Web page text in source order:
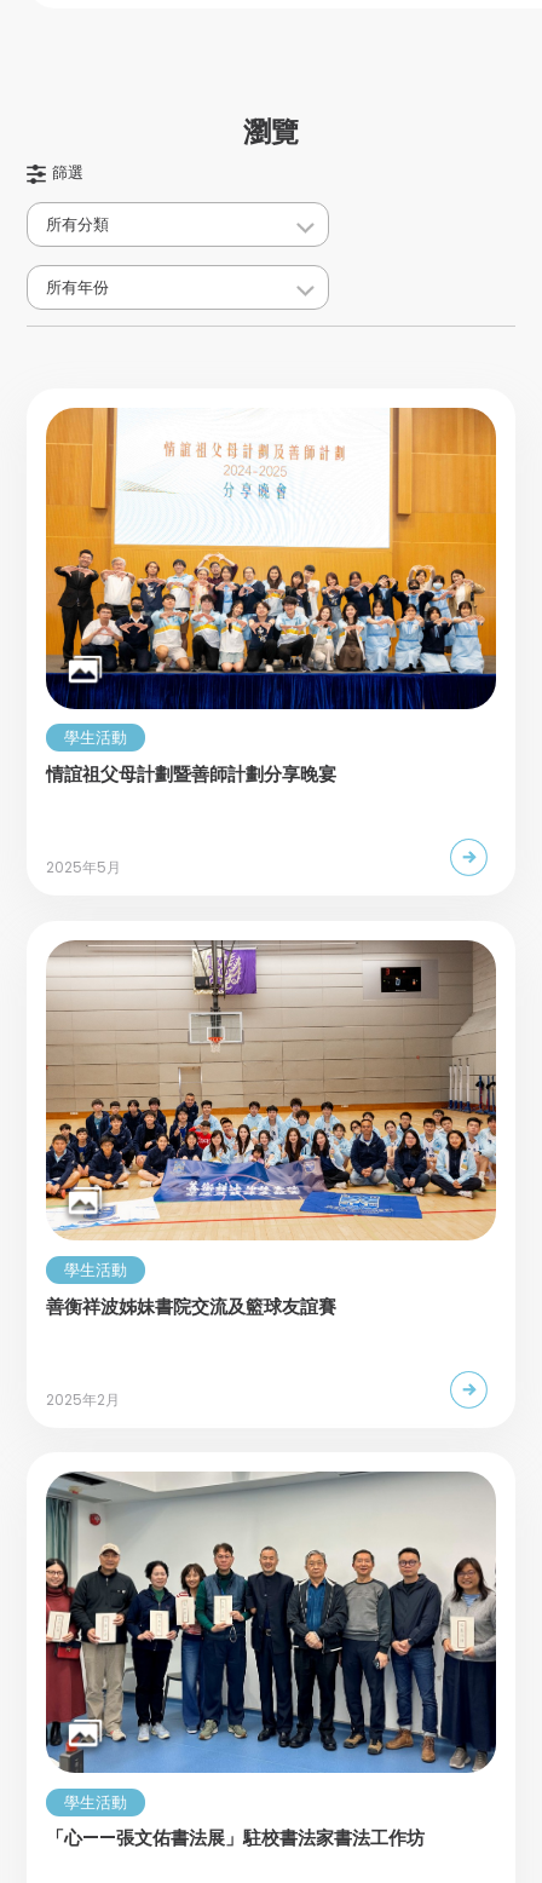
瀏覽
篩選
所有分類
所有年份
學生活動
情誼祖父母計劃暨善師計劃分享晚宴
2025年5月
學生活動
善衡祥波姊妹書院交流及籃球友誼賽
2025年2月
學生活動
「心——張文佑書法展」駐校書法家書法工作坊